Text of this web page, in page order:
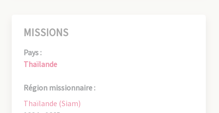
MISSIONS
Pays :
Thaïlande
Région missionnaire :
Thaïlande (Siam)